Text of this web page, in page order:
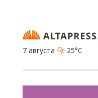
7 августа
25°C